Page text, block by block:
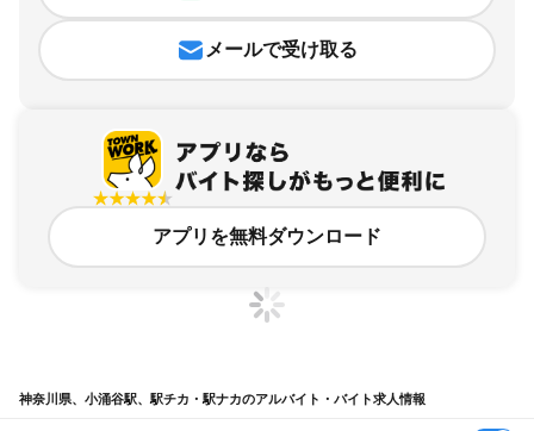
メールで受け取る
アプリを無料ダウンロード
神奈川県、小涌谷駅、駅チカ・駅ナカのアルバイト・バイト求人情報